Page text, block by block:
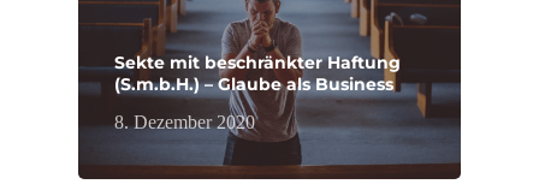
Sekte mit beschränkter Haftung
(S.m.b.H.) – Glaube als Business
8. Dezember 2020